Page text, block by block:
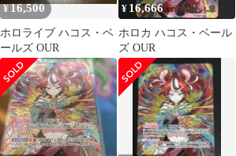
¥16,500
ホロライブ ハコス・ベ
ールズ OUR
¥ 16,666
ホロカ ハコス・ベール
ズ OUR